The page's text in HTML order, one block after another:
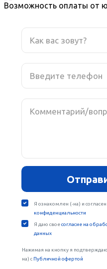
Возможность оплаты от